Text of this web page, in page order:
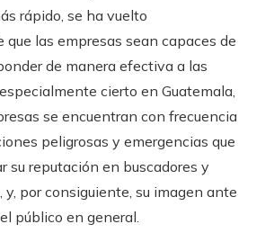
rápido, se ha vuelto
que las empresas sean capaces de
de manera efectiva a las
cierto en Guatemala,
se encuentran con frecuencia
peligrosas y emergencias que
su reputación en buscadores y
y, por consiguiente, su imagen ante
público en general.